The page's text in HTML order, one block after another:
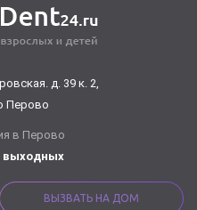
д. 39 к. 2,
Перово
в Перово
выходных
ВЫЗВАТЬ НА ДОМ